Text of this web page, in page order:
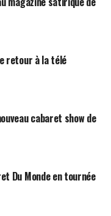
retour à la télé
cabaret show de
Du Monde en tournée